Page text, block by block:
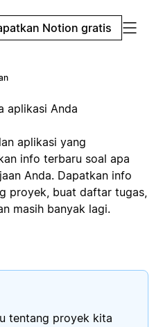
Notion gratis
aplikasi Anda
aplikasi yang
info terbaru soal apa
Anda. Dapatkan info
proyek, buat daftar tugas,
masih banyak lagi.
tentang proyek kita